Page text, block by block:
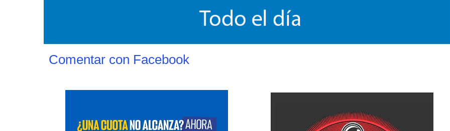
Comentar con Facebook